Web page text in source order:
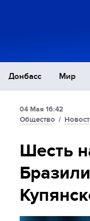
Донбасс Мир
04 Мая 16:42
Общество /
Шесть